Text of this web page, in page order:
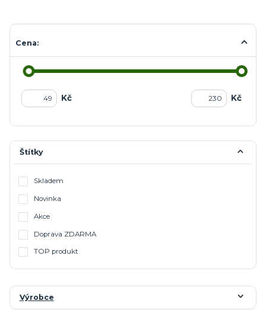
Cena:
Kč Kč
Štítky
Skladem
Novinka
Akce
Doprava ZDARMA
TOP produkt
Výrobce